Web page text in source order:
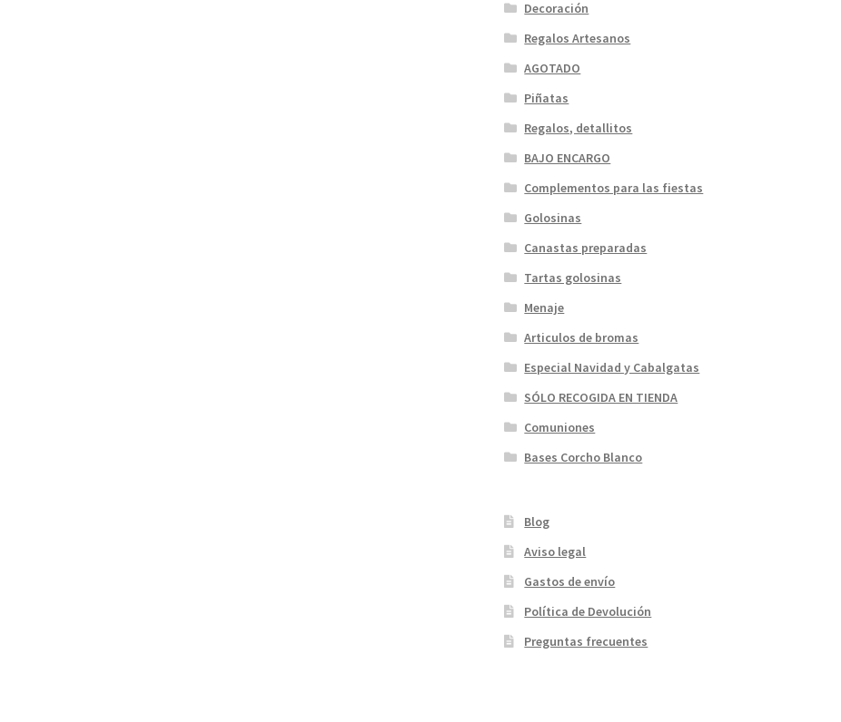
Decoración
Regalos Artesanos
AGOTADO
Piñatas
Regalos, detallitos
BAJO ENCARGO
Complementos para las fiestas
Golosinas
Canastas preparadas
Tartas golosinas
Menaje
Articulos de bromas
Especial Navidad y Cabalgatas
SÓLO RECOGIDA EN TIENDA
Comuniones
Bases Corcho Blanco
Blog
Aviso legal
Gastos de envío
Política de Devolución
Preguntas frecuentes